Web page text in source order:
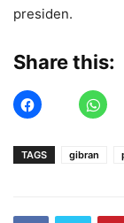
presiden.
Share this:
TAGS gibran